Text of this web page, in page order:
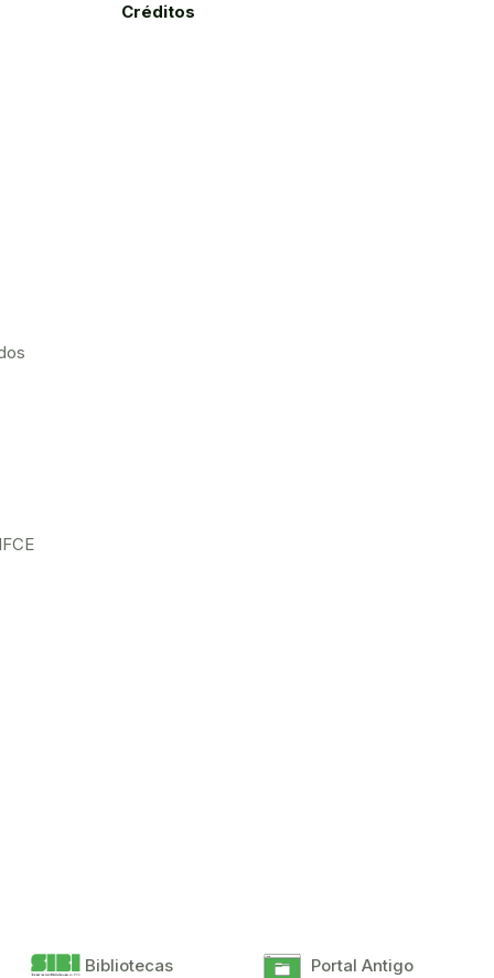
Créditos
Bibliotecas Portal Antigo